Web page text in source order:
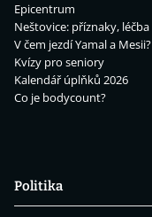
Epicentrum
Neštovice: příznaky, léčba
V čem jezdí Yamal a Mesii?
Kvízy pro seniory
Kalendář úplňků 2026
Co je bodycount?
Politika